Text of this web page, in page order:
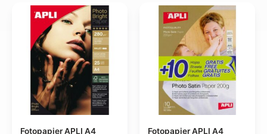
Fotopapier APLI A4
Fotopapier APLI A4